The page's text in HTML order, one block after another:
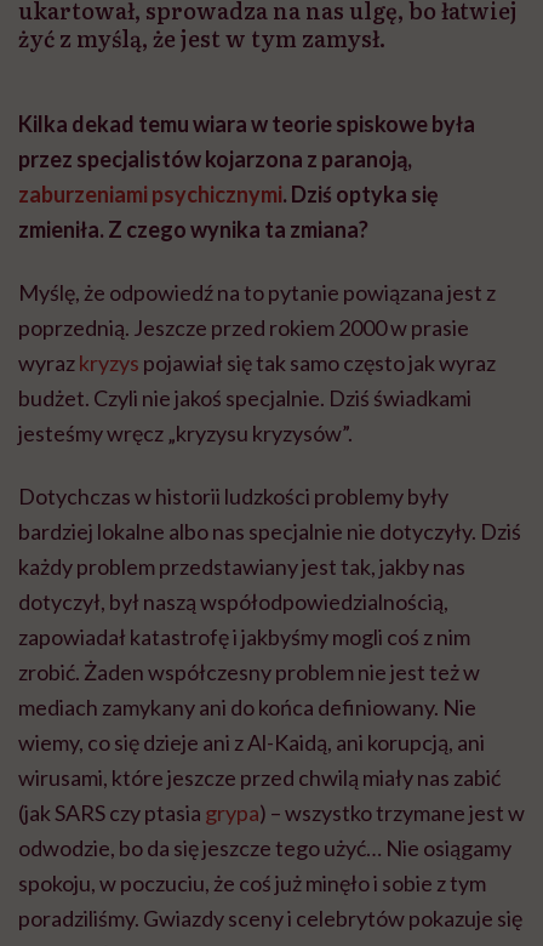
ukartował, sprowadza na nas ulgę, bo łatwiej
żyć z myślą, że jest w tym zamysł.
Kilka dekad temu wiara w teorie spiskowe była
przez specjalistów kojarzona z paranoją,
zaburzeniami psychicznymi. Dziś optyka się
zmieniła. Z czego wynika ta zmiana?
Myślę, że odpowiedź na to pytanie powiązana jest z
poprzednią. Jeszcze przed rokiem 2000 w prasie
wyrazkryzys pojawiał się tak samo często jak wyraz
budżet. Czyli nie jakoś specjalnie. Dziś świadkami
jesteśmy wręcz „kryzysu kryzysów”.
Dotychczas w historii ludzkości problemy były
bardziej lokalne albo nas specjalnie nie dotyczyły. Dziś
każdy problem przedstawiany jest tak, jakby nas
dotyczył, był naszą współodpowiedzialnością,
zapowiadał katastrofę i jakbyśmy mogli coś z nim
zrobić. Żaden współczesny problem nie jest też w
mediach zamykany ani do końca definiowany. Nie
wiemy, co się dzieje ani z Al-Kaidą, ani korupcją, ani
wirusami, które jeszcze przed chwilą miały nas zabić
(jak SARS czy ptasia grypa) – wszystko trzymane jest w
odwodzie, bo da się jeszcze tego użyć… Nie osiągamy
spokoju, w poczuciu, że coś już minęło i sobie z tym
poradziliśmy. Gwiazdy sceny i celebrytów pokazuje się